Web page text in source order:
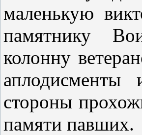
маленькую
памятнику
колонну
аплодисменты
стороны
памяти павших.